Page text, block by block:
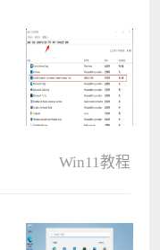
Win11教程